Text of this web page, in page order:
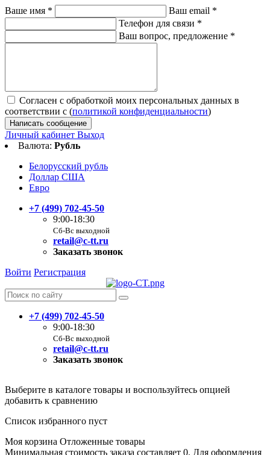
Ваше имя * Ваш email *
Телефон для связи *
Ваш вопрос, предложение *
Согласен с обработкой моих персональных данных в
соответствии с (политикой конфиденциальности)
Написать сообщение
Личный кабинет Выход
Валюта: Рубль
Белорусский рубль
Доллар США
Евро
+7 (499) 702-45-50
9:00-18:30
Сб-Вс выходной
retail@c-tt.ru
Заказать звонок
Войти Регистрация
+7 (499) 702-45-50
9:00-18:30
Сб-Вс выходной
retail@c-tt.ru
Заказать звонок
Выберите в каталоге товары и воспользуйтесь опцией
добавить к сравнению
Список избранного пуст
Моя корзина Отложенные товары
Минимальная стоимость заказа составляет 0. Для оформления